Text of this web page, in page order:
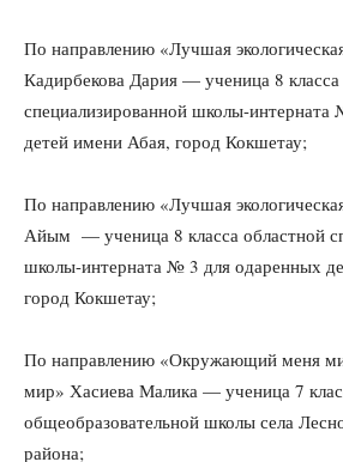
По направлению «Лучшая
Кадирбекова Дария — ученица 8 класса
специализированной школы-
детей имени Абая, город Кокшетау;
По направлению «Лучшая
Айым — ученица 8 класса областной
школы-интерната № 3 для одаренных
город Кокшетау;
По направлению «Окружающий меня
мир» Хасиева Малика — ученица 7
общеобразовательной школы села
района;